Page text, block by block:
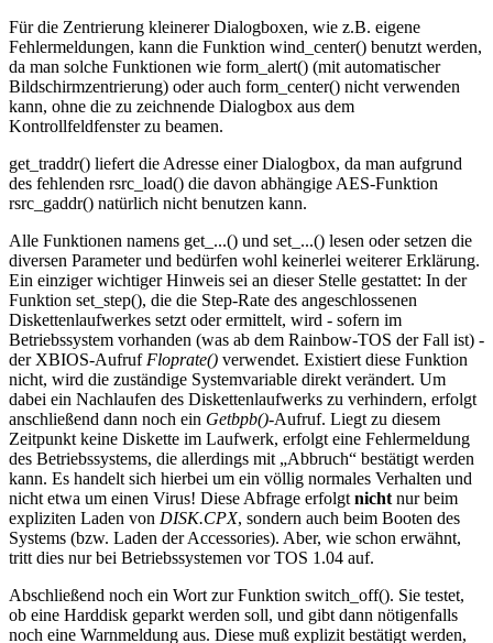
Für die Zentrierung kleinerer Dialogboxen, wie z.B. eigene
Fehlermeldungen, kann die Funktion wind_center() benutzt werden,
da man solche Funktionen wie form_alert() (mit automatischer
Bildschirmzentrierung) oder auch form_center() nicht verwenden
kann, ohne die zu zeichnende Dialogbox aus dem
Kontrollfeldfenster zu beamen.
get_traddr() liefert die Adresse einer Dialogbox, da man aufgrund
des fehlenden rsrc_load() die davon abhängige AES-Funktion
rsrc_gaddr() natürlich nicht benutzen kann.
Alle Funktionen namens get_...() und set_...() lesen oder setzen die
diversen Parameter und bedürfen wohl keinerlei weiterer Erklärung.
Ein einziger wichtiger Hinweis sei an dieser Stelle gestattet: In der
Funktion set_step(), die die Step-Rate des angeschlossenen
Diskettenlaufwerkes setzt oder ermittelt, wird - sofern im
Betriebssystem vorhanden (was ab dem Rainbow-TOS der Fall ist) -
der XBIOS-Aufruf Floprate() verwendet. Existiert diese Funktion
nicht, wird die zuständige Systemvariable direkt verändert. Um
dabei ein Nachlaufen des Diskettenlaufwerks zu verhindern, erfolgt
anschließend dann noch ein Getbpb()-Aufruf. Liegt zu diesem
Zeitpunkt keine Diskette im Laufwerk, erfolgt eine Fehlermeldung
des Betriebssystems, die allerdings mit „Abbruch“ bestätigt werden
kann. Es handelt sich hierbei um ein völlig normales Verhalten und
nicht etwa um einen Virus! Diese Abfrage erfolgt nicht nur beim
expliziten Laden von DISK.CPX, sondern auch beim Booten des
Systems (bzw. Laden der Accessories). Aber, wie schon erwähnt,
tritt dies nur bei Betriebssystemen vor TOS 1.04 auf.
Abschließend noch ein Wort zur Funktion switch_off(). Sie testet,
ob eine Harddisk geparkt werden soll, und gibt dann nötigenfalls
noch eine Warnmeldung aus. Diese muß explizit bestätigt werden,